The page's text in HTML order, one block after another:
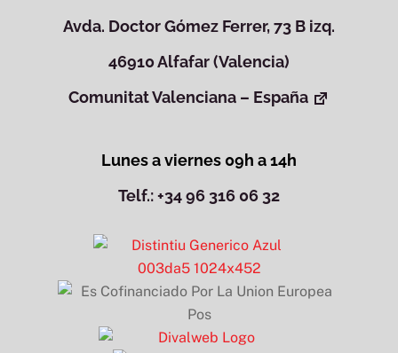
Avda. Doctor Gómez Ferrer, 73 B izq.
46910 Alfafar (Valencia)
Comunitat Valenciana – España
Lunes a viernes 09h a 14h
Telf.: +34 96 316 06 32